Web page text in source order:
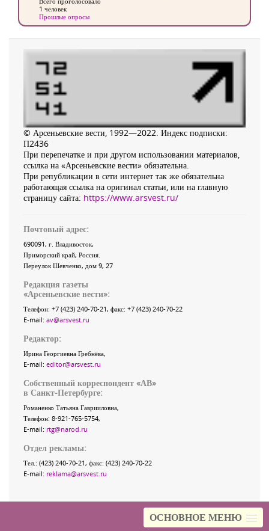
ОСНОВНОЕ МЕНЮ
1 человек
Прошлые опросы
© Арсеньевские вести, 1992—2022. Индекс подписки:
П2436
При перепечатке и при другом использовании материалов,
ссылка на «Арсеньевские вести» обязательна.
При републикации в сети интернет так же обязательна
работающая ссылка на оригинал статьи, или на главную
страницу сайта: https://www.arsvest.ru/
Почтовый адрес:
690091, г. Владивосток,
Приморский край, Россия.
Переулок Шевченко, дом 9, 27
Редакция газеты
«Арсеньевские вести»:
Телефон: +7 (423) 240-70-21, факс: +7 (423) 240-70-22
E-mail: av@arsvest.ru
Редактор:
Ирина Георгиевна Гребнёва,
E-mail: editor@arsvest.ru
Собственный корреспондент «АВ»
в Санкт-Петербурге:
Романенко Татьяна Гаврииловна,
Телефон: 8-921-765-5754,
E-mail: rtg@narod.ru
Отдел рекламы:
Тел.: (423) 240-70-21, факс: (423) 240-70-22
E-mail: reklama@arsvest.ru